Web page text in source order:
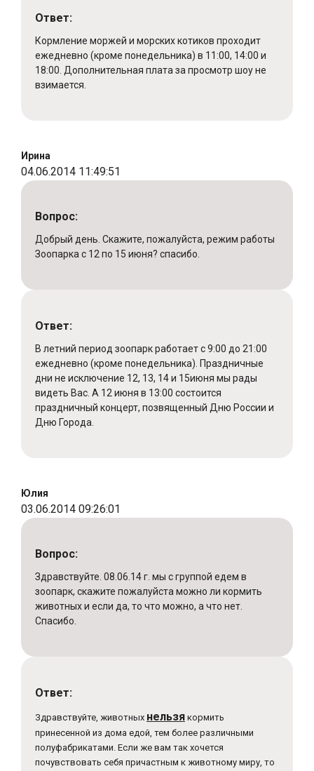
Ответ:
Кормление моржей и морских котиков проходит
ежедневно (кроме понедельника) в 11:00, 14:00 и
18:00. Дополнительная плата за просмотр шоу не
взимается.
Ирина
04.06.2014 11:49:51
Вопрос:
Добрый день. Скажите, пожалуйста, режим работы
Зоопарка с 12 по 15 июня? спасибо.
Ответ:
В летний период зоопарк работает с 9:00 до 21:00
ежедневно (кроме понедельника). Праздничные
дни не исключение 12, 13, 14 и 15июня мы рады
видеть Вас. А 12 июня в 13:00 состоится
праздничный концерт, позвященный Дню России и
Дню Города.
Юлия
03.06.2014 09:26:01
Вопрос:
Здравствуйте. 08.06.14 г. мы с группой едем в
зоопарк, скажите пожалуйста можно ли кормить
животных и если да, то что можно, а что нет.
Спасибо.
Ответ:
Здравствуйте, животных нельзя кормить
принесенной из дома едой, тем более различными
полуфабрикатами. Если же вам так хочется
почувствовать себя причастным к животному миру, то